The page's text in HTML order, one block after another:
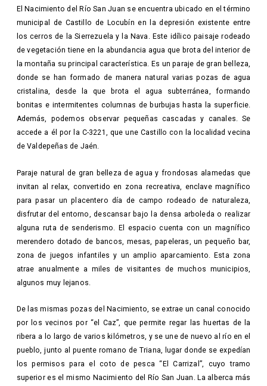
El Nacimiento del Río San Juan se encuentra ubicado en el término
municipal de Castillo de Locubín en la depresión existente entre
los cerros de la Sierrezuela y la Nava. Este idílico paisaje rodeado
de vegetación tiene en la abundancia agua que brota del interior de
la montaña su principal característica. Es un paraje de gran belleza,
donde se han formado de manera natural varias pozas de agua
cristalina, desde la que brota el agua subterránea, formando
bonitas e intermitentes columnas de burbujas hasta la superficie.
Además, podemos observar pequeñas cascadas y canales. Se
accede a él por la C-3221, que une Castillo con la localidad vecina
de Valdepeñas de Jaén.
Paraje natural de gran belleza de agua y frondosas alamedas que
invitan al relax, convertido en zona recreativa, enclave magnífico
para pasar un placentero día de campo rodeado de naturaleza,
disfrutar del entorno, descansar bajo la densa arboleda o realizar
alguna ruta de senderismo. El espacio cuenta con un magnífico
merendero dotado de bancos, mesas, papeleras, un pequeño bar,
zona de juegos infantiles y un amplio aparcamiento. Esta zona
atrae anualmente a miles de visitantes de muchos municipios,
algunos muy lejanos.
De las mismas pozas del Nacimiento, se extrae un canal conocido
por los vecinos por “el Caz”, que permite regar las huertas de la
ribera a lo largo de varios kilómetros, y se une de nuevo al río en el
pueblo, junto al puente romano de Triana, lugar donde se expedían
los permisos para el coto de pesca “El Carrizal”, cuyo tramo
superior es el mismo Nacimiento del Río San Juan. La alberca más